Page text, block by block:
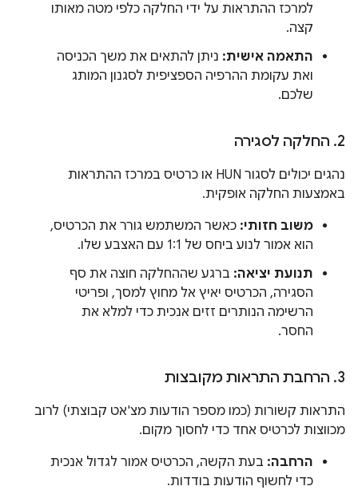
למרכז ההתראות על ידי החלקה כלפי מטה מאותו
קצה.
התאמה אישית: ניתן להתאים את משך הכניסה
ואת עקומת ההרפיה הספציפית לסגנון המותג
שלכם.
2
. החלקה לסגירה
נהגים יכולים לסגור HUN או כרטיס במרכז ההתראות
באמצעות החלקה אופקית.
משוב חזותי: כאשר המשתמש גורר את הכרטיס,
הוא אמור לנוע ביחס של 1:1 עם האצבע שלו.
תנועת יציאה: ברגע שההחלקה חוצה את סף
הסגירה, הכרטיס יאיץ אל מחוץ למסך, ופריטי
הרשימה הנותרים זזים אנכית כדי למלא את
החסר.
3
. הרחבת התראות מקובצות
התראות קשורות (כמו מספר הודעות מצ'אט קבוצתי) לרוב
מכווצות לכרטיס אחד כדי לחסוך מקום.
הרחבה: בעת הקשה, הכרטיס אמור לגדול אנכית
כדי לחשוף הודעות בודדות.